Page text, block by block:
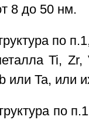
8 до 50 нм.
по
Ti,
или Ta, или
по